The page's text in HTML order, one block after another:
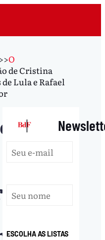
>>O
de Cristina
Lula e Rafael
|
ESCOLHA AS LISTAS